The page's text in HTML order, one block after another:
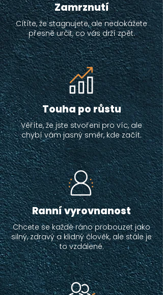
Zamrznutí
Cítíte, že stagnujete, ale nedokážete
přesně určit, co vás drží zpět.
Touha po růstu
Věříte, že jste stvořeni pro víc, ale
chybí vám jasný směr, kde začít.
Ranní vyrovnanost
Chcete se každé ráno probouzet jako
silný, zdravý a klidný člověk, ale stále je
to vzdálené.